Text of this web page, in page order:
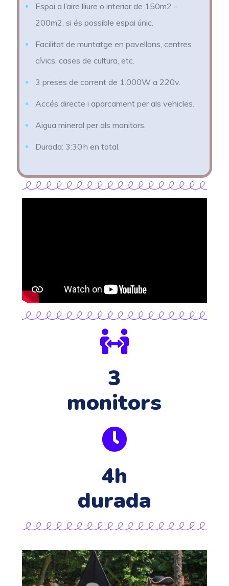
Espai a l’aire lliure o interior de 150m2 –
200m2, si és possible espai únic.
Facilitat de muntatge en pavellons, centres
cívics, cases de cultura, etc.
3 preses de corrent de 1.000W a 220v.
Accés directe i aparcament per als vehicles.
Aigua mineral per als monitors.
Durada: 3:30 h en total.
3
monitors
4h
durada